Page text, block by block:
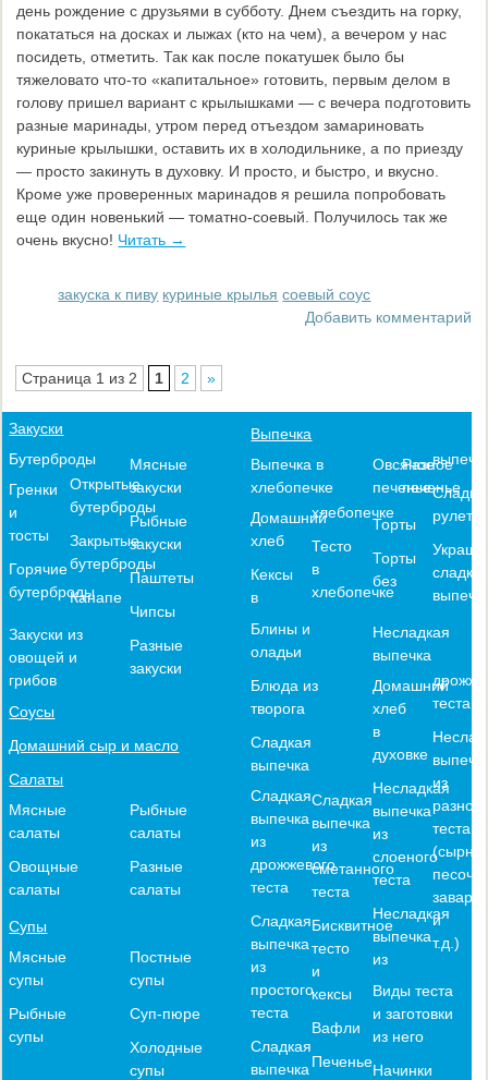
день рождение с друзьями в субботу. Днем съездить на горку,
покататься на досках и лыжах (кто на чем), а вечером у нас
посидеть, отметить. Так как после покатушек было бы
тяжеловато что-то «капитальное» готовить, первым делом в
голову пришел вариант с крылышками — с вечера подготовить
разные маринады, утром перед отъездом замариновать
куриные крылышки, оставить их в холодильнике, а по приезду
— просто закинуть в духовку. И просто, и быстро, и вкусно.
Кроме уже проверенных маринадов я решила попробовать
еще один новенький — томатно-соевый. Получилось так же
очень вкусно! Читать →
закуска к пиву куриные крылья соевый соус
Добавить комментарий
Страница 1 из 2 1 2 »
Закуски
Бутерброды
Гренки
и
тосты
Горячие
бутерброды
Открытые
бутерброды
Закрытые
бутерброды
Канапе
Закуски из
овощей и
грибов
Мясные
закуски
Рыбные
закуски
Паштеты
Чипсы
Разные
закуски
Соусы
Домашний сыр и масло
Салаты
Мясные
салаты
Овощные
салаты
Рыбные
салаты
Разные
салаты
Супы
Мясные
супы
Рыбные
супы
Постные
супы
Суп-пюре
Холодные
супы
Выпечка
Выпечка в
хлебопечке
Домашний
хлеб
Кексы
в
хлебопечке
Тесто
в
хлебопечке
Блины и
оладьи
Блюда из
творога
Сладкая
выпечка
Сладкая
выпечка
из
дрожжевого
теста
Сладкая
выпечка
из
простого
теста
Сладкая
выпечка
Сладкая
выпечка
из
сметанного
теста
Бисквитное
тесто
и
кексы
Вафли
Печенье
Овсяное
печенье
Разное
печенье
Торты
Торты
без
рулеты
Несладкая
выпечка
Домашний
хлеб
в
духовке
Несладкая
выпечка
из
слоеного
теста
Несладкая
выпечка
из
теста
из
разного
теста
и
т.д.)
Виды теста
и заготовки
из него
Начинки